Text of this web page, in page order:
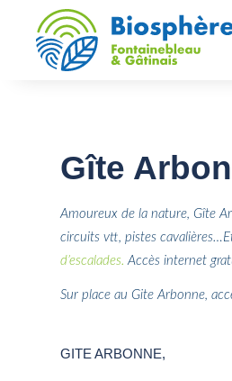
Gîte
Amoureux de la nature, Gîte
circuits vtt, pistes
d’escalades. Accès internet
Sur place au Gite Arbonne,
GITE ARBONNE,